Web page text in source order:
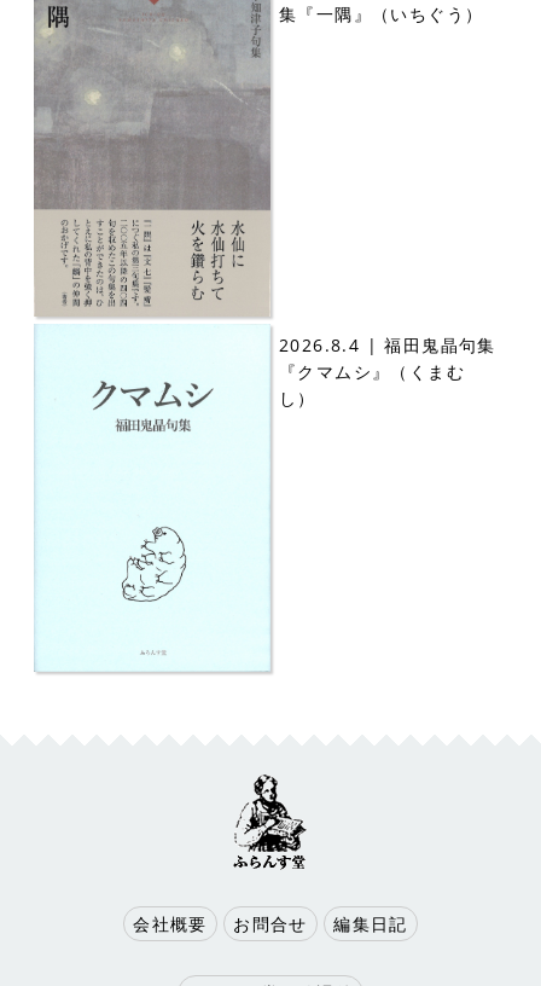
集『一隅』（いちぐう）
2026.8.4 | 福田鬼晶句集
『クマムシ』（くまむ
し）
会社概要 お問合せ 編集日記